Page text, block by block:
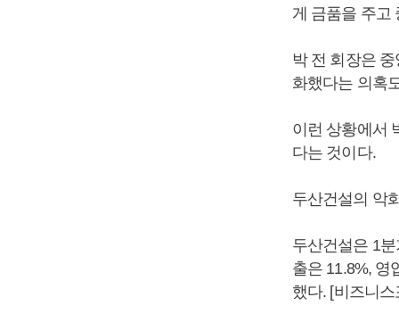
게 금품을 주고
박 전 회장은
화했다는 의혹
이런 상황에서
다는 것이다.
두산건설의 악
두산건설은 1
출은 11.8%, 영
했다. [비즈니